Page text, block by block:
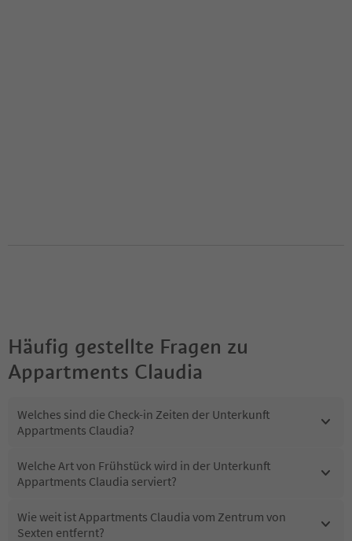
Häufig gestellte Fragen zu
Appartments Claudia
Welches sind die Check-in Zeiten der Unterkunft
Appartments Claudia?
Welche Art von Frühstück wird in der Unterkunft
Appartments Claudia serviert?
Wie weit ist Appartments Claudia vom Zentrum von
Sexten entfernt?